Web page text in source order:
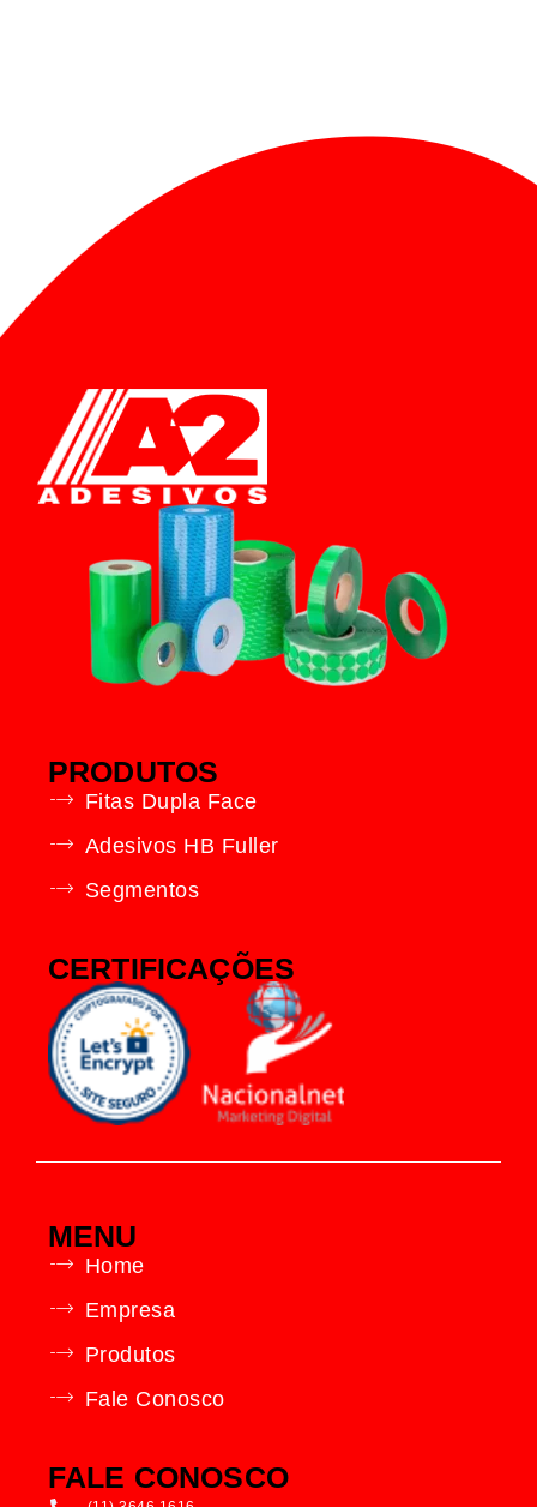
PRODUTOS
Fitas Dupla Face
Adesivos HB Fuller
Segmentos
CERTIFICAÇÕES
MENU
Home
Empresa
Produtos
Fale Conosco
FALE CONOSCO